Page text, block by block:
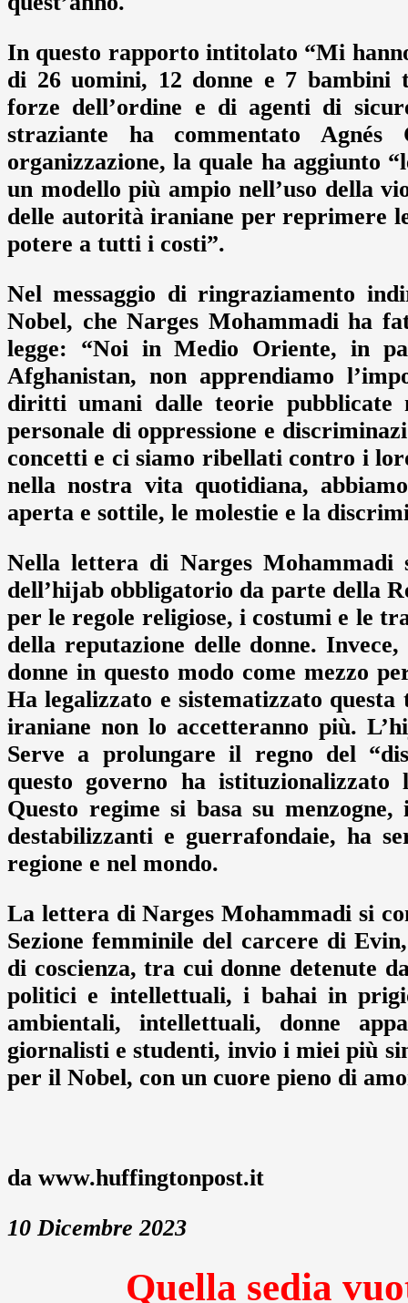
In questo rapporto intitolato “Mi
di 26 uomini, 12 donne e 7
forze dell’ordine e di agenti di
straziante ha commentato Agnés
organizzazione, la quale ha aggiunto
un modello più ampio nell’uso della
delle autorità iraniane per reprimere
potere a tutti i costi”.
Nel messaggio di ringraziamento
Nobel, che Narges Mohammadi ha
legge: “Noi in Medio Oriente, in
Afghanistan, non apprendiamo
diritti umani dalle teorie pubblicate
personale di oppressione e
concetti e ci siamo ribellati contro i
nella nostra vita quotidiana,
aperta e sottile, le molestie e la
Nella lettera di Narges Mohammadi
dell’hijab obbligatorio da parte della
per le regole religiose, i costumi e le
della reputazione delle donne.
donne in questo modo come mezzo
Ha legalizzato e sistematizzato
iraniane non lo accetteranno più.
Serve a prolungare il regno del
questo governo ha
Questo regime si basa su
destabilizzanti e guerrafondaie, ha
regione e nel mondo.
La lettera di Narges Mohammadi si
Sezione femminile del carcere di
di coscienza, tra cui donne detenute
politici e intellettuali, i bahai in
ambientali, intellettuali, donne
giornalisti e studenti, invio i miei più
per il Nobel, con un cuore pieno di
da www.huffingtonpost.it
10 Dicembre 2023
Quella sedia